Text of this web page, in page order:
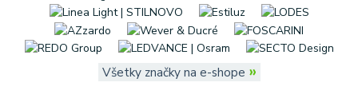
Všetky značky na e-shope »